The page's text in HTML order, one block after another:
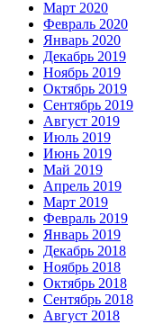
Март 2020
Февраль 2020
Январь 2020
Декабрь 2019
Ноябрь 2019
Октябрь 2019
Сентябрь 2019
Август 2019
Июль 2019
Июнь 2019
Май 2019
Апрель 2019
Март 2019
Февраль 2019
Январь 2019
Декабрь 2018
Ноябрь 2018
Октябрь 2018
Сентябрь 2018
Август 2018